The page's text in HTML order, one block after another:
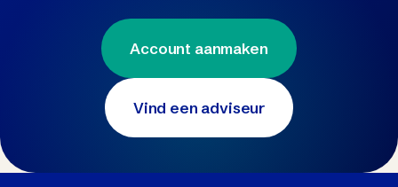
Account aanmaken
Vind een adviseur